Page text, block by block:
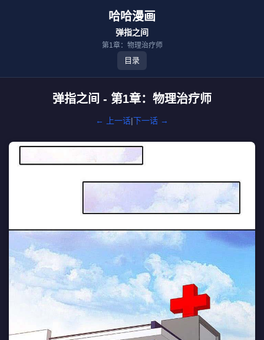
哈哈漫画
弹指之间
第1章：物理治疗师
目录
弹指之间 - 第1章：物理治疗师
← 上一话|下一话 →